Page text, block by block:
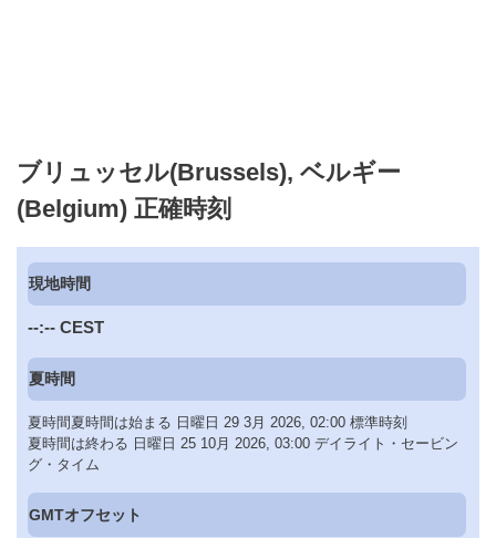
ブリュッセル(Brussels), ベルギー
(Belgium) 正確時刻
現地時間
--:-- CEST
夏時間
夏時間夏時間は始まる 日曜日 29 3月 2026, 02:00 標準時刻
夏時間は終わる 日曜日 25 10月 2026, 03:00 デイライト・セービン
グ・タイム
GMTオフセット